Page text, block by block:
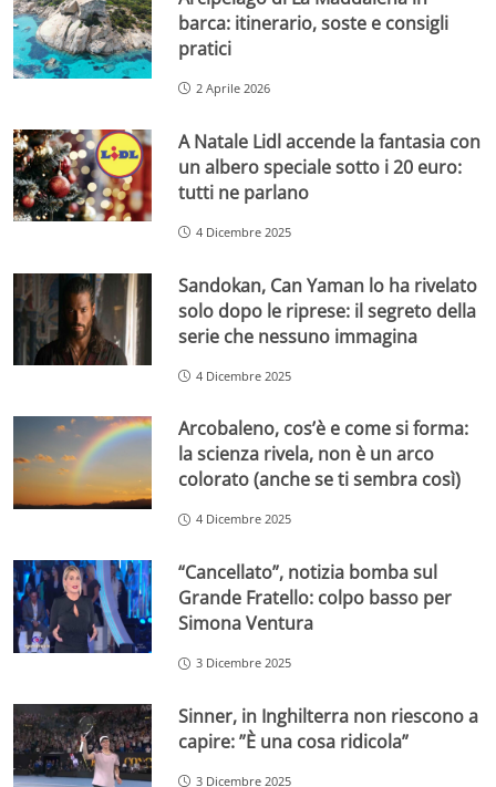
barca: itinerario, soste e consigli
pratici
2 Aprile 2026
A Natale Lidl accende la fantasia con
un albero speciale sotto i 20 euro:
tutti ne parlano
4 Dicembre 2025
Sandokan, Can Yaman lo ha rivelato
solo dopo le riprese: il segreto della
serie che nessuno immagina
4 Dicembre 2025
Arcobaleno, cos’è e come si forma:
la scienza rivela, non è un arco
colorato (anche se ti sembra così)
4 Dicembre 2025
“Cancellato”, notizia bomba sul
Grande Fratello: colpo basso per
Simona Ventura
3 Dicembre 2025
Sinner, in Inghilterra non riescono a
capire: ”È una cosa ridicola”
3 Dicembre 2025